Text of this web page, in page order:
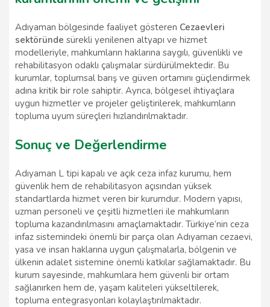
Adıyaman bölgesinde faaliyet gösteren Cezaevleri
sektöründe sürekli yenilenen altyapı ve hizmet
modelleriyle, mahkumların haklarına saygılı, güvenlikli ve
rehabilitasyon odaklı çalışmalar sürdürülmektedir. Bu
kurumlar, toplumsal barış ve güven ortamını güçlendirmek
adına kritik bir role sahiptir. Ayrıca, bölgesel ihtiyaçlara
uygun hizmetler ve projeler geliştirilerek, mahkumların
topluma uyum süreçleri hızlandırılmaktadır.
Sonuç ve Değerlendirme
Adıyaman L tipi kapalı ve açık ceza infaz kurumu, hem
güvenlik hem de rehabilitasyon açısından yüksek
standartlarda hizmet veren bir kurumdur. Modern yapısı,
uzman personeli ve çeşitli hizmetleri ile mahkumların
topluma kazandırılmasını amaçlamaktadır. Türkiye’nin ceza
infaz sistemindeki önemli bir parça olan Adıyaman cezaevi,
yasa ve insan haklarına uygun çalışmalarla, bölgenin ve
ülkenin adalet sistemine önemli katkılar sağlamaktadır. Bu
kurum sayesinde, mahkumlara hem güvenli bir ortam
sağlanırken hem de, yaşam kaliteleri yükseltilerek,
topluma entegrasyonları kolaylaştırılmaktadır.